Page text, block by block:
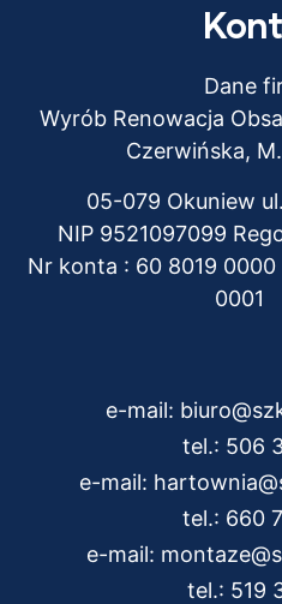
Dane
Wyrób Renowacja
Czerwińska,
05-079 Okuniew
NIP 9521097099
Nr konta : 60 8019
0001
e-mail:
tel.: 506
e-mail:
tel.: 660
e-mail:
tel.: 519